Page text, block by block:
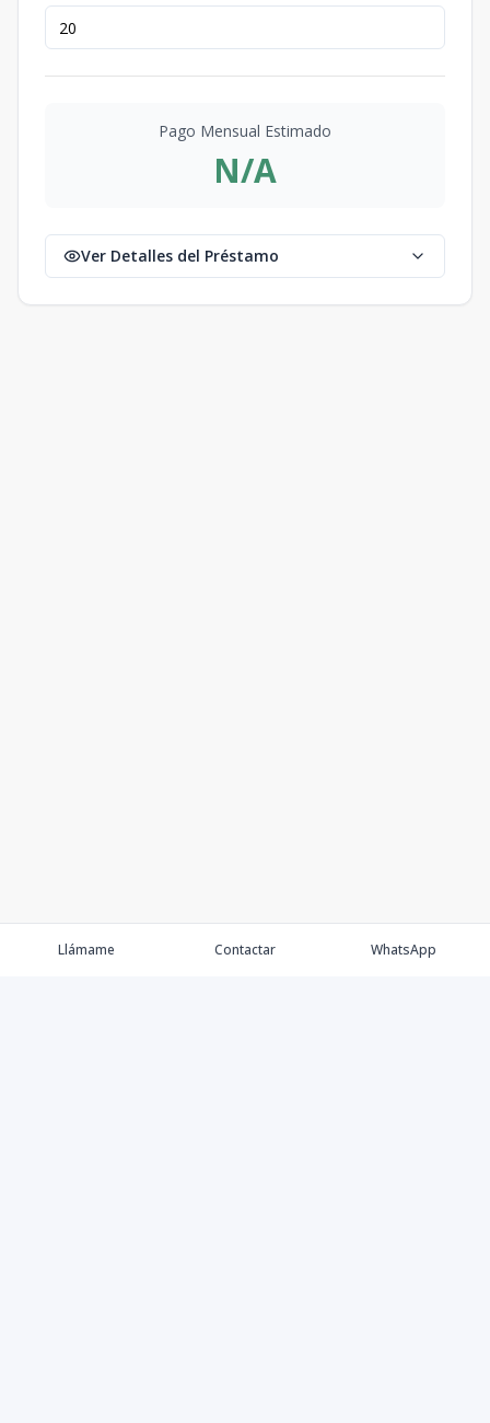
Pago Mensual Estimado
N/A
Ver Detalles del Préstamo
Llámame Contactar WhatsApp